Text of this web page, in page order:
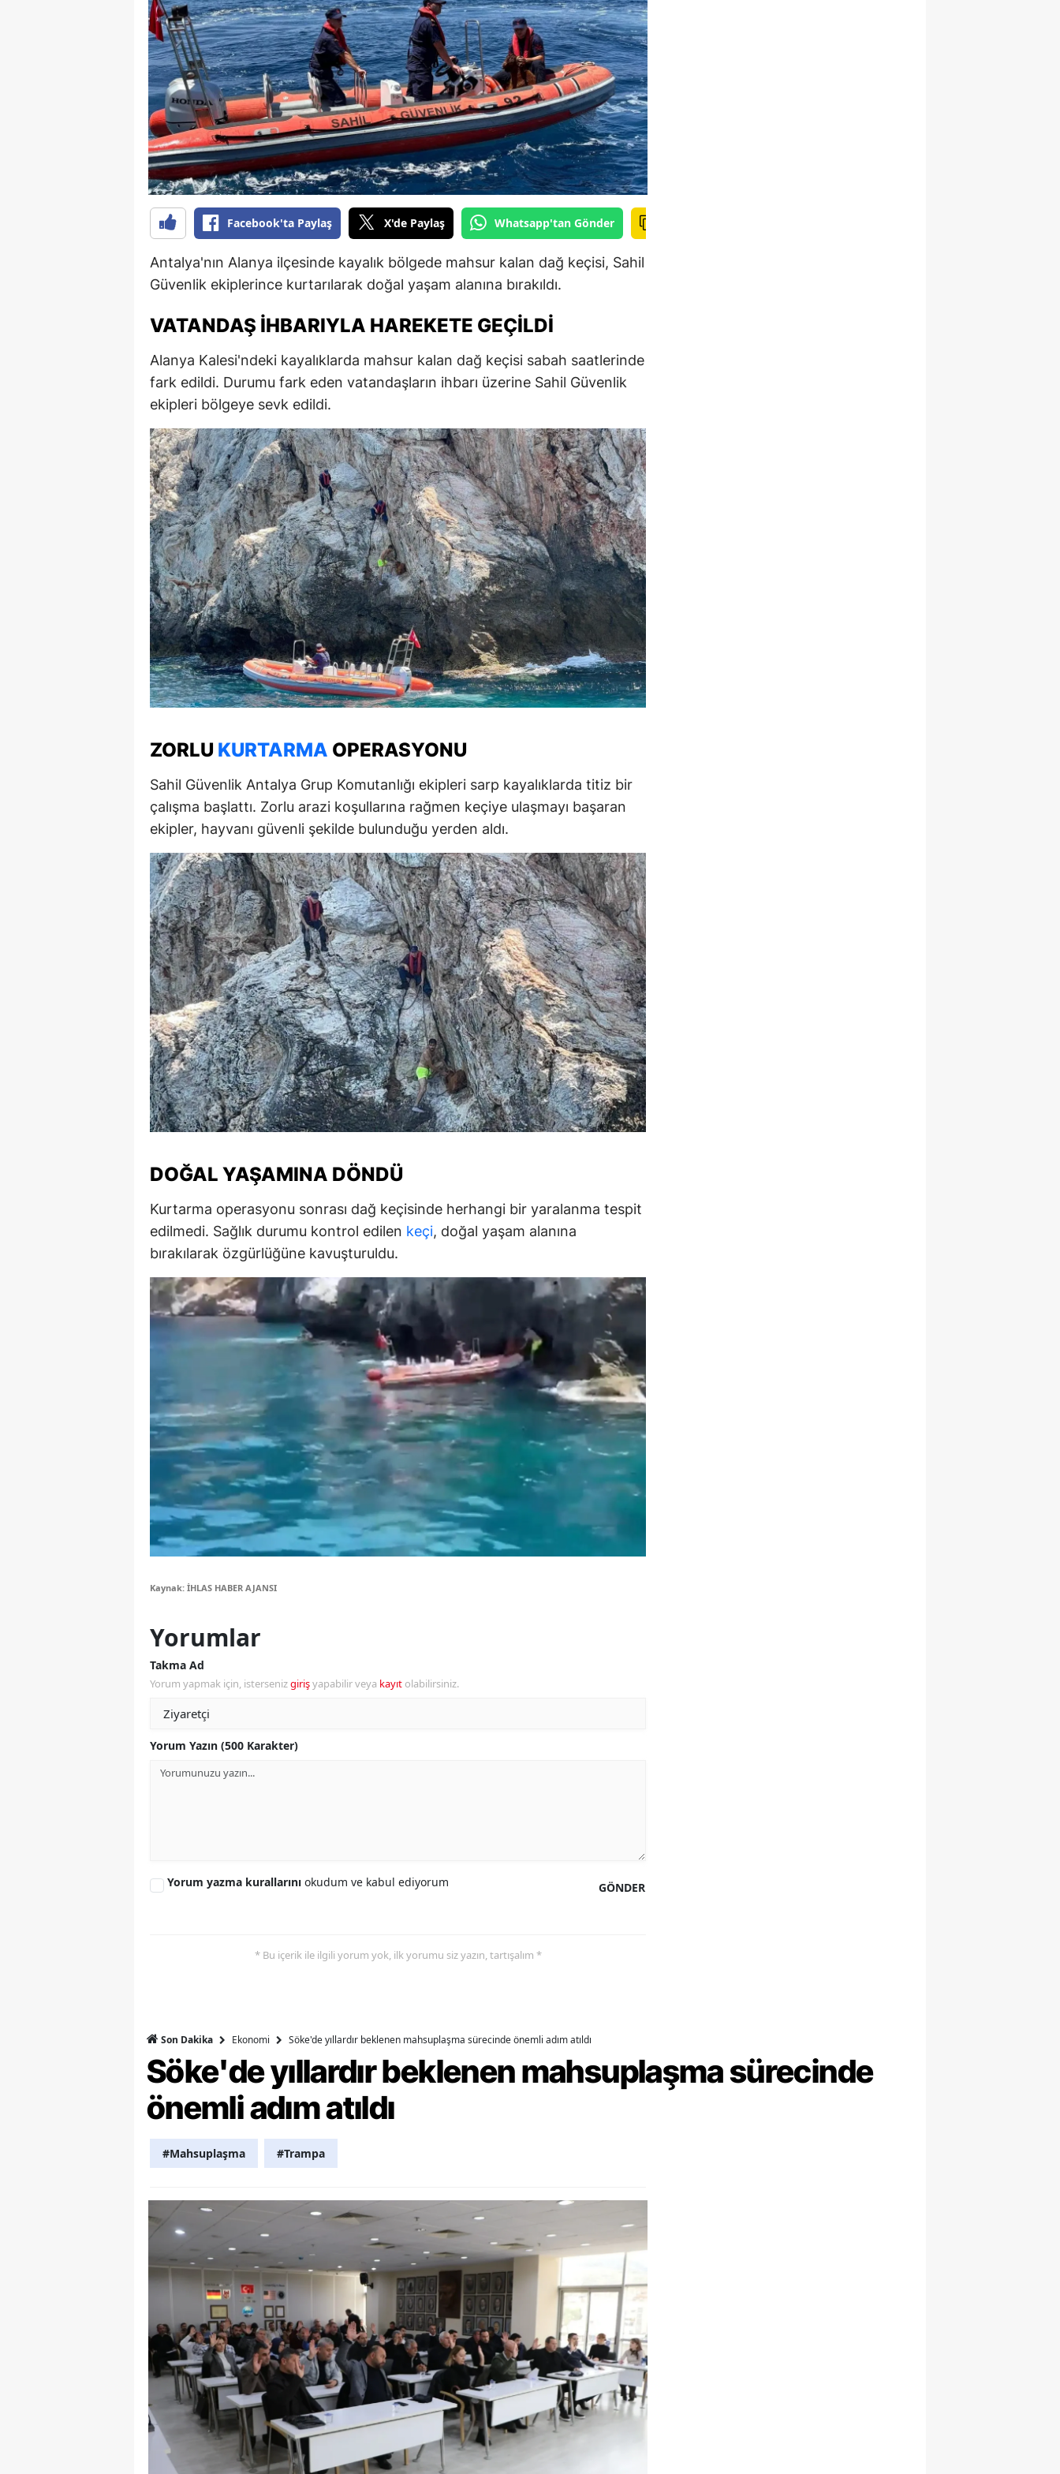
Bilecik
Bingöl
Bitlis
Bolu
Burdur
Bursa
Çanakkale
Çankırı
Çorum
Erzincan
Erzurum
Eskişehir
Gaziantep
Giresun
Gümüşhane
Hakkari
Hatay
Isparta
İstanbul
İzmir
Kars
Kastamonu
Kayseri
Kırklareli
Kırşehir
Kocaeli
Konya
Kütahya
Malatya
Manisa
Mardin
Muğla
Muş
Nevşehir
Niğde
Ordu
Rize
Sakarya
Samsun
Siirt
Sinop
Sivas
Kırıkkale
Ardahan
Iğdır
Kilis
Osmaniye
Düzce
Facebook'ta Paylaş X'de Paylaş Whatsapp'tan Gönder
Antalya'nın Alanya ilçesinde kayalık bölgede mahsur kalan dağ keçisi, Sahil
Güvenlik ekiplerince kurtarılarak doğal yaşam alanına bırakıldı.
VATANDAŞ İHBARIYLA HAREKETE GEÇILDI
Alanya Kalesi'ndeki kayalıklarda mahsur kalan dağ keçisi sabah saatlerinde
fark edildi. Durumu fark eden vatandaşların ihbarı üzerine Sahil Güvenlik
ekipleri bölgeye sevk edildi.
ZORLU KURTARMA OPERASYONU
Sahil Güvenlik Antalya Grup Komutanlığı ekipleri sarp kayalıklarda titiz bir
çalışma başlattı. Zorlu arazi koşullarına rağmen keçiye ulaşmayı başaran
ekipler, hayvanı güvenli şekilde bulunduğu yerden aldı.
DOĞAL YAŞAMINA DÖNDÜ
Kurtarma operasyonu sonrası dağ keçisinde herhangi bir yaralanma tespit
edilmedi. Sağlık durumu kontrol edilen keçi, doğal yaşam alanına
bırakılarak özgürlüğüne kavuşturuldu.
Kaynak: İHLAS HABER AJANSI
Yorumlar
Takma Ad
Yorum yapmak için, istersenizgirişyapabilir veya kayıt olabilirsiniz.
Yorum Yazın (500 Karakter)
GÖNDER
Yorum yazma kurallarını okudum ve kabul ediyorum
* Bu içerik ile ilgili yorum yok, ilk yorumu siz yazın, tartışalım *
Son Dakika Ekonomi Söke'de yıllardır beklenen mahsuplaşma sürecinde önemli adım atıldı
Söke'de yıllardır beklenen mahsuplaşma sürecinde
önemli adım atıldı
#Mahsuplaşma #Trampa